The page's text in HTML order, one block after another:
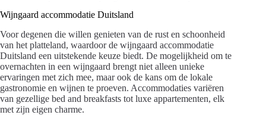
Wijngaard accommodatie Duitsland
Voor degenen die willen genieten van de rust en schoonheid
van het platteland, waardoor de wijngaard accommodatie
Duitsland een uitstekende keuze biedt. De mogelijkheid om te
overnachten in een wijngaard brengt niet alleen unieke
ervaringen met zich mee, maar ook de kans om de lokale
gastronomie en wijnen te proeven. Accommodaties variëren
van gezellige bed and breakfasts tot luxe appartementen, elk
met zijn eigen charme.